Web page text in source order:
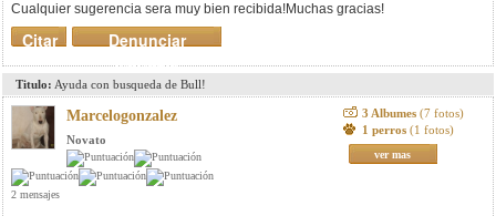
Cualquier sugerencia sera muy bien recibida!Muchas gracias!
Denunciar
mensaje
Citar
Titulo: Ayuda con busqueda de Bull!
Marcelogonzalez
Novato
2 mensajes
3 Albumes (7 fotos)
1 perros (1 fotos)
ver mas